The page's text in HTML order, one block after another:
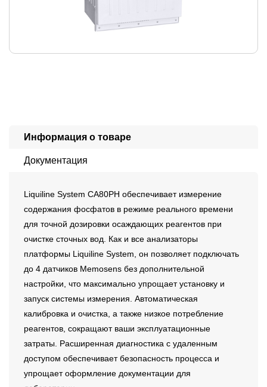
Информация о товаре
Документация
Liquiline System CA80PH обеспечивает измерение
содержания фосфатов в режиме реального времени
для точной дозировки осаждающих реагентов при
очистке сточных вод. Как и все анализаторы
платформы Liquiline System, он позволяет подключать
до 4 датчиков Memosens без дополнительной
настройки, что максимально упрощает установку и
запуск системы измерения. Автоматическая
калибровка и очистка, а также низкое потребление
реагентов, сокращают ваши эксплуатационные
затраты. Расширенная диагностика с удаленным
доступом обеспечивает безопасность процесса и
упрощает оформление документации для